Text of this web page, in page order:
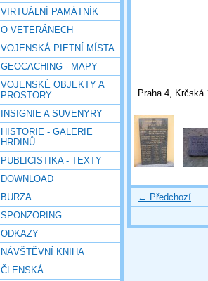
VIRTUÁLNÍ PAMÁTNÍK
O VETERÁNECH
VOJENSKÁ PIETNÍ MÍSTA
GEOCACHING - MAPY
VOJENSKÉ OBJEKTY A
PROSTORY
INSIGNIE A SUVENYRY
HISTORIE - GALERIE
HRDINŮ
PUBLICISTIKA - TEXTY
DOWNLOAD
BURZA
SPONZORING
ODKAZY
NÁVŠTĚVNÍ KNIHA
ČLENSKÁ
Praha 4, Krčská
← Předchozí